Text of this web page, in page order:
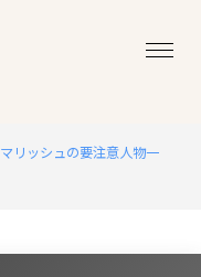
マリッシュの要注意人物一